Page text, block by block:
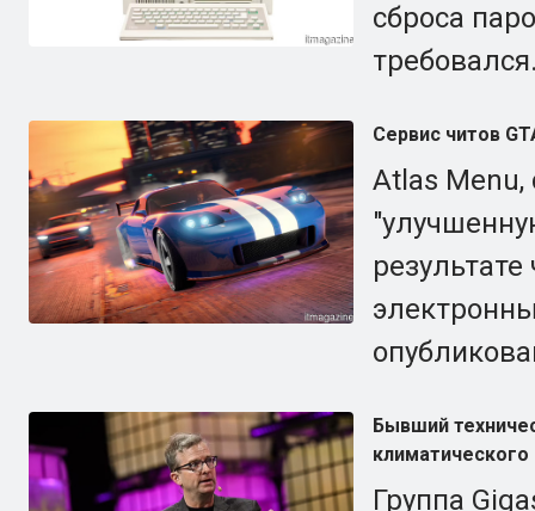
сброса
Сервис читов
Atlas Menu,
Бывший
Группа